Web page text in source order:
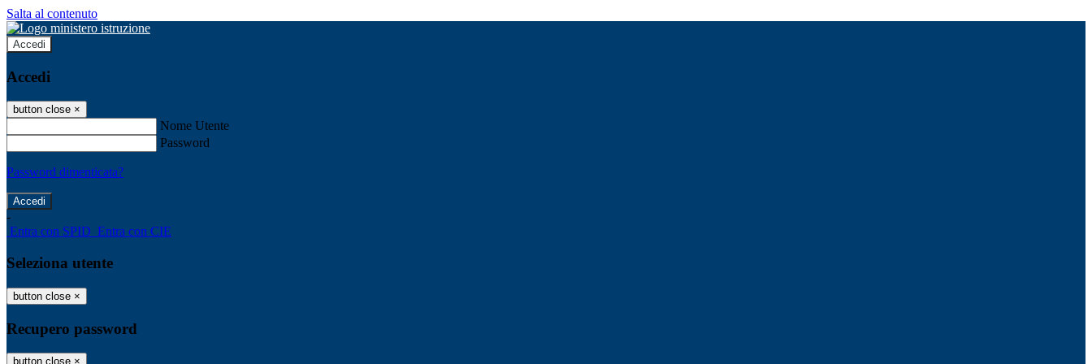
Salta al contenuto
Accedi
Accedi
button close ×
Nome Utente
Password
Password dimenticata?
-
Entra con SPID Entra con CIE
Seleziona utente
button close ×
Recupero password
button close ×